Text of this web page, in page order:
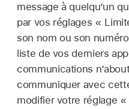
message à quelqu’un
par vos réglages «
son nom ou son
liste de vos derniers
communications
communiquer avec
modifier votre réglage